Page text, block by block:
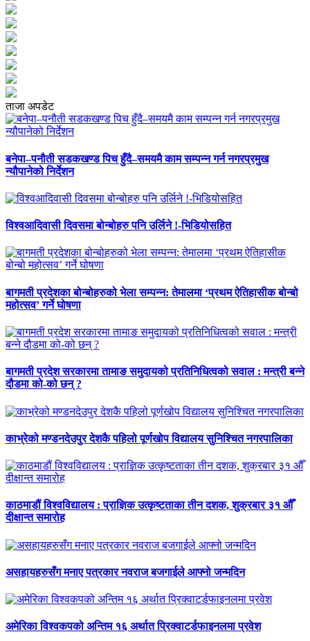
ताजा अपडेट
बनेपा–पनौती सडकखण्ड पिच हुँदै–समयमै काम सम्पन्न गर्न नगरप्रमुख
न्यौपानेको निर्देशन
विश्वआदिवासी दिवसमा बोन्बोहरु पनि उर्लिने !-भिडियोसहित
बागमती प्रदेशका बोन्बोहरुको भेला सम्पन्न: तेमालमा ‘प्रथम ऐतिहासीक बोन्बो
महोत्सव’ गर्ने घोषणा
बागमती प्रदेश सरकारमा तामाङ समुदायको प्रतिनिधित्वको सवाल : मन्त्री बन्ने
दौडमा को‐को छन् ?
काभ्रेको मण्डनदेउपुर देशकै पहिलो पूर्णखोप विद्यालय सुनिश्चित नगरपालिका
काठमाडौं विश्वविद्यालय : प्राज्ञिक उत्कृष्टताका तीन दशक, शुक्रबार ३१ औँ
दीक्षान्त समारोह
असहायहरुसँग मनाए पत्रकार नवराज बजगाईले आफ्नो जन्मदिन
अमेरिका विश्वकपको अन्तिम १६ अर्थात प्रिक्वाटर्डफाइनलमा प्रवेश